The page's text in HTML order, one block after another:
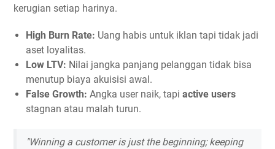
kerugian setiap harinya.
High Burn Rate: Uang habis untuk iklan tapi tidak jadi
aset loyalitas.
Low LTV: Nilai jangka panjang pelanggan tidak bisa
menutup biaya akuisisi awal.
False Growth: Angka user naik, tapi active users
stagnan atau malah turun.
"Winning a customer is just the beginning; keeping